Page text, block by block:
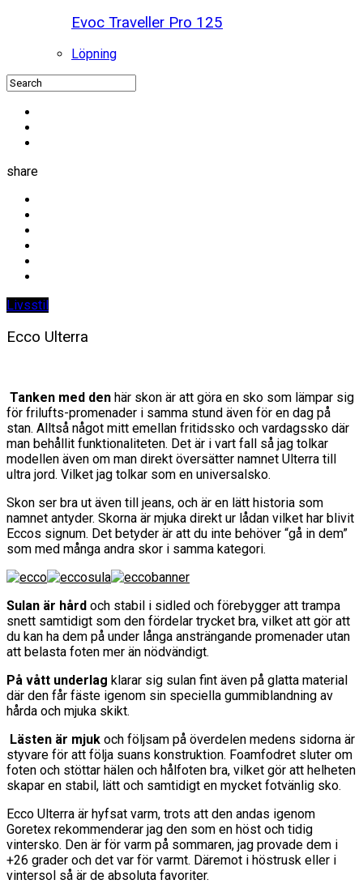
Evoc Traveller Pro 125
Löpning
share
Livsstil
Ecco Ulterra
Tanken med den här skon är att göra en sko som lämpar sig
för frilufts-promenader i samma stund även för en dag på
stan. Alltså något mitt emellan fritidssko och vardagssko där
man behållit funktionaliteten. Det är i vart fall så jag tolkar
modellen även om man direkt översätter namnet Ulterra till
ultra jord. Vilket jag tolkar som en universalsko.
Skon ser bra ut även till jeans, och är en lätt historia som
namnet antyder. Skorna är mjuka direkt ur lådan vilket har blivit
Eccos signum. Det betyder är att du inte behöver “gå in dem”
som med många andra skor i samma kategori.
Sulan är hård och stabil i sidled och förebygger att trampa
snett samtidigt som den fördelar trycket bra, vilket att gör att
du kan ha dem på under långa ansträngande promenader utan
att belasta foten mer än nödvändigt.
På vått underlag klarar sig sulan fint även på glatta material
där den får fäste igenom sin speciella gummiblandning av
hårda och mjuka skikt.
Lästen är mjuk och följsam på överdelen medens sidorna är
styvare för att följa suans konstruktion. Foamfodret sluter om
foten och stöttar hälen och hålfoten bra, vilket gör att helheten
skapar en stabil, lätt och samtidigt en mycket fotvänlig sko.
Ecco Ulterra är hyfsat varm, trots att den andas igenom
Goretex rekommenderar jag den som en höst och tidig
vintersko. Den är för varm på sommaren, jag provade dem i
+26 grader och det var för varmt. Däremot i höstrusk eller i
vintersol så är de absoluta favoriter.